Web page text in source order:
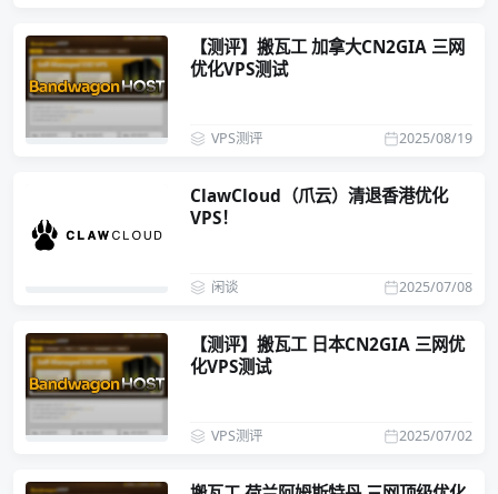
【测评】搬瓦工 加拿大CN2GIA 三网
优化VPS测试
2025/08/19
VPS测评
ClawCloud（爪云）清退香港优化
VPS！
2025/07/08
闲谈
【测评】搬瓦工 日本CN2GIA 三网优
化VPS测试
2025/07/02
VPS测评